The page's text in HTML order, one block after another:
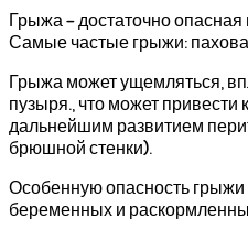
Грыжа - достаточно опасная
Самые частые грыжи:
Грыжа может ущемляться,
пузыря., что может привести
дальнейшим развитием
брюшной стенки).
Особенную опасность
беременных и